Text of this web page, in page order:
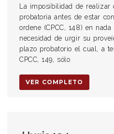
La imposibilidad de
probatoria antes de estar
ordene (CPCC, 148) en
necesidad de urgir su
plazo probatorio el cual, a
CPCC, 149, sólo
VER COMPLETO